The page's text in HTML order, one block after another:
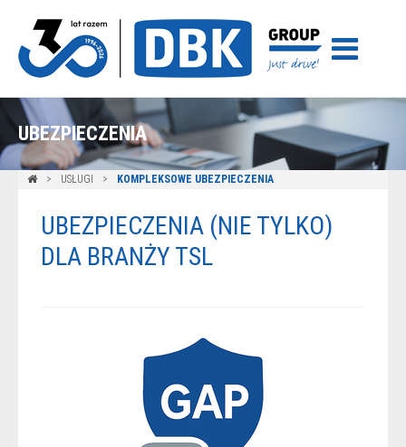
UBEZPIECZENIA
USŁUGI KOMPLEKSOWE UBEZPIECZENIA
UBEZPIECZENIA (NIE TYLKO)
DLA BRANŻY TSL